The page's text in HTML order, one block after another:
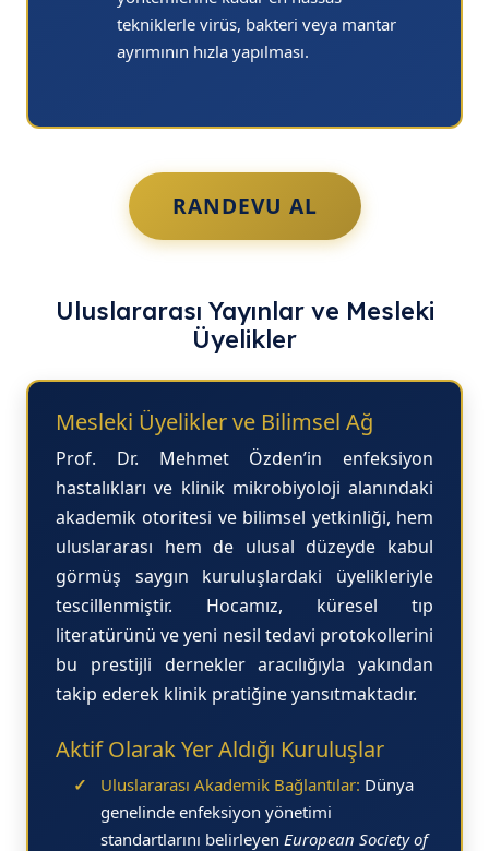
tekniklerle virüs, bakteri veya mantar
ayrımının hızla yapılması.
RANDEVU AL
Uluslararası Yayınlar ve Mesleki
Üyelikler
Mesleki Üyelikler ve Bilimsel Ağ
Prof. Dr. Mehmet Özden’in enfeksiyon
hastalıkları ve klinik mikrobiyoloji alanındaki
akademik otoritesi ve bilimsel yetkinliği, hem
uluslararası hem de ulusal düzeyde kabul
görmüş saygın kuruluşlardaki üyelikleriyle
tescillenmiştir. Hocamız, küresel tıp
literatürünü ve yeni nesil tedavi protokollerini
bu prestijli dernekler aracılığıyla yakından
takip ederek klinik pratiğine yansıtmaktadır.
Aktif Olarak Yer Aldığı Kuruluşlar
✓ Uluslararası Akademik Bağlantılar: Dünya
genelinde enfeksiyon yönetimi
standartlarını belirleyen European Society of